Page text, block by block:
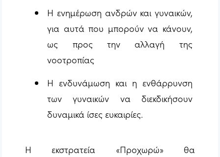
Η ενημέρωση ανδρών και γυναικών,
για αυτά που μπορούν να κάνουν,
ως προς την αλλαγή της
νοοτροπίας
Η ενδυνάμωση και η ενθάρρυνση
των γυναικών να διεκδικήσουν
δυναμικά ίσες ευκαιρίες.
Η εκστρατεία «Προχωρώ» θα